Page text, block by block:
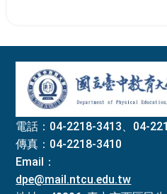
電話：04-2218-3413、04-
傳真：04-2218-3410
Email：
dpe@mail.ntcu.edu.tw